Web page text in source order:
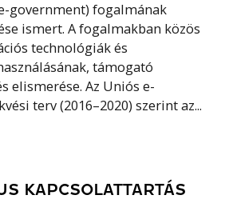
government) fogalmának
ismert. A fogalmakban közös
technológiák és
támogató
elismerése. Az Uniós e-
terv (2016–2020) szerint az...
KAPCSOLATTARTÁS